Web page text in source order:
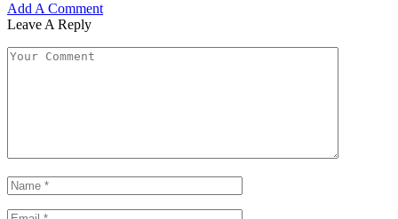
Add A Comment
Leave A Reply